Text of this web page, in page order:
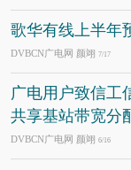
歌华有线上半年
DVBCN广电网 颜翊 7/17
广电用户致信工
共享基站带宽分
DVBCN广电网 颜翊 6/16